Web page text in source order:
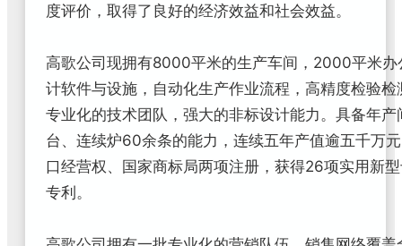
度评价，取得了良好的经济效益和社会效益。
高歌公司现拥有8000平米的生产车间，2000平米办
计软件与设施，自动化生产作业流程，高精度检验检
专业化的技术团队，强大的非标设计能力。具备年
台、连续炉60余条的能力，连续五年产值逾五千万
口经营权、国家商标局两项注册，获得26项实用新
专利。